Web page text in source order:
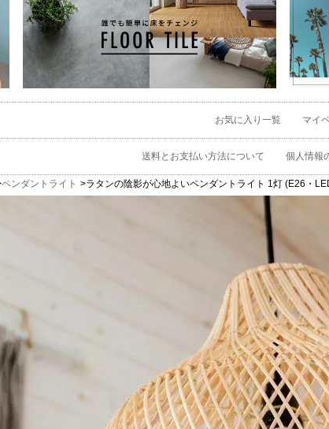
お気に入り一覧 マイ
送料とお支払い方法について 個人情報
ペンダントライト ラタンの陰影が心地よいペンダントライト 1灯 (E26・